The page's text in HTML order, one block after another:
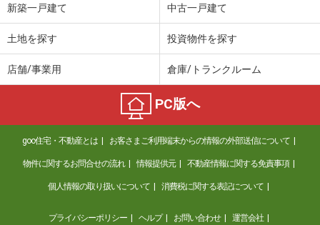
新築一戸建て 中古一戸建て
土地を探す 投資物件を探す
店舗/事業用 倉庫/トランクルーム
PC版へ
goo住宅・不動産とは お客さまご利用端末からの情報の外部送信について
物件に関するお問合せの流れ 情報提供元 不動産情報に関する免責事項
個人情報の取り扱いについて 消費税に関する表記について
プライバシーポリシー ヘルプ お問い合わせ 運営会社